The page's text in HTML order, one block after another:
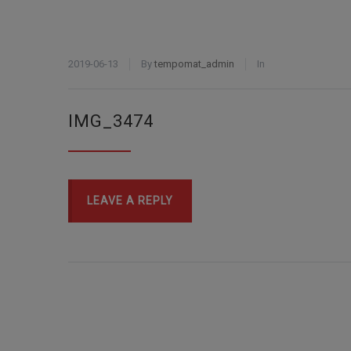
2019-06-13 Bytempomat_admin In
IMG_3474
LEAVE A REPLY